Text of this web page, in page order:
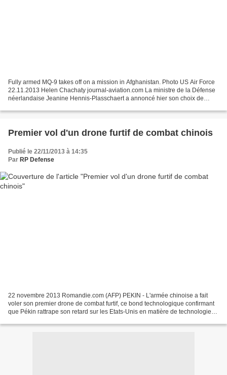
Fully armed MQ-9 takes off on a mission in Afghanistan. Photo US Air Force
22.11.2013 Helen Chachaty journal-aviation.com La ministre de la Défense
néerlandaise Jeanine Hennis-Plasschaert a annoncé hier son choix de
Premier vol d'un drone furtif de combat chinois
Publié le 22/11/2013 à 14:35
Par RP Defense
22 novembre 2013 Romandie.com (AFP) PEKIN - L'armée chinoise a fait
voler son premier drone de combat furtif, ce bond technologique confirmant
que Pékin rattrape son retard sur les Etats-Unis en matière de technologie